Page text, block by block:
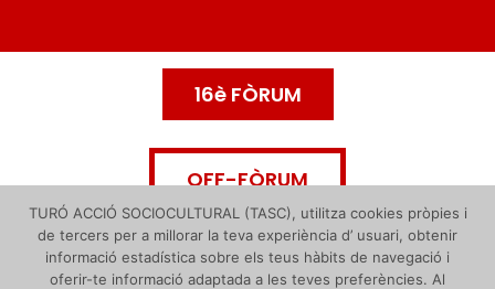
16è FÒRUM
OFF-FÒRUM
TURÓ ACCIÓ SOCIOCULTURAL (TASC), utilitza cookies pròpies i
de tercers per a millorar la teva experiència d’ usuari, obtenir
informació estadística sobre els teus hàbits de navegació i
oferir-te informació adaptada a les teves preferències. Al